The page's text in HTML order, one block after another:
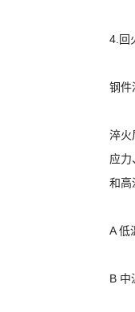
4.回
钢件
淬火
应力
和高
A 低
B 中